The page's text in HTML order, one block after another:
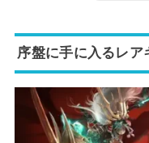
序盤に手に入るレア